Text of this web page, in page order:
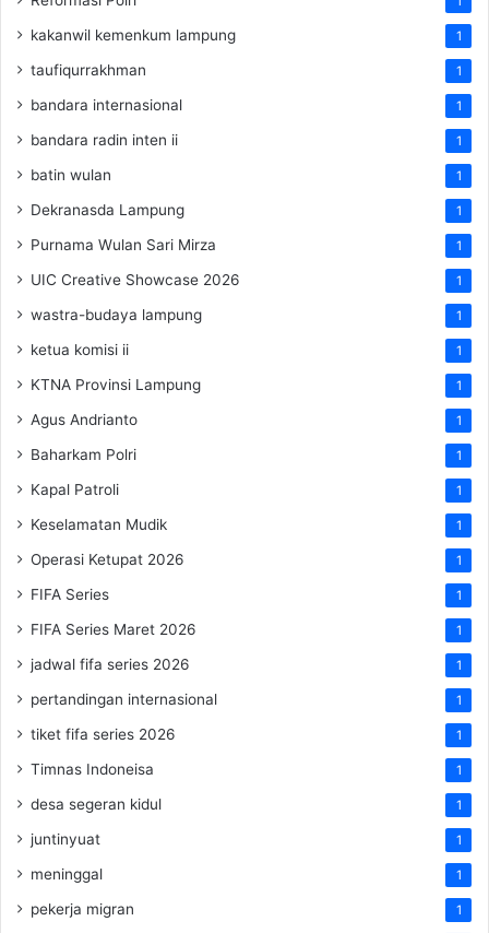
kakanwil kemenkum lampung 1
taufiqurrakhman 1
bandara internasional 1
bandara radin inten ii 1
batin wulan 1
Dekranasda Lampung 1
Purnama Wulan Sari Mirza 1
UIC Creative Showcase 2026 1
wastra-budaya lampung 1
ketua komisi ii 1
KTNA Provinsi Lampung 1
Agus Andrianto 1
Baharkam Polri 1
Kapal Patroli 1
Keselamatan Mudik 1
Operasi Ketupat 2026 1
FIFA Series 1
FIFA Series Maret 2026 1
jadwal fifa series 2026 1
pertandingan internasional 1
tiket fifa series 2026 1
Timnas Indoneisa 1
desa segeran kidul 1
juntinyuat 1
meninggal 1
pekerja migran 1